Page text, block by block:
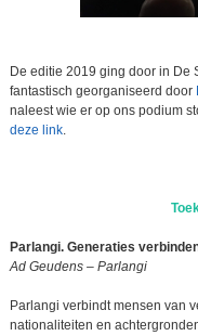
De editie 2019 ging door in De
fantastisch georganiseerd door
naleest wie er op ons podium
deze link.
Parlangi. Generaties
Ad Geudens – Parlangi
Parlangi verbindt mensen van
nationaliteiten en